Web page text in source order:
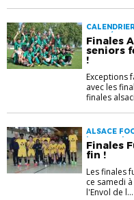
DES CLUBS
Finales
seniors
!
Exceptions
avec les
finales
ALSACE
| JEUNES |
Finales
fin !
Les finales
ce samedi
l'Envol de l...